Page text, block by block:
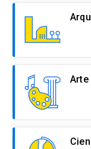
Arte